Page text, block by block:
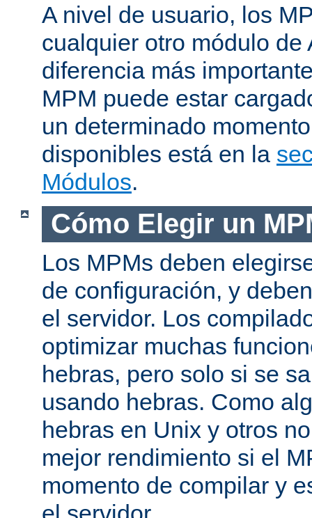
A nivel de usuario, los
cualquier otro módulo de
diferencia más
MPM puede estar
un determinado
disponibles está en la
Módulos.
Cómo Elegir un
Los MPMs deben
de configuración, y
el servidor. Los
optimizar muchas
hebras, pero solo si se
usando hebras. Como
hebras en Unix y otros
mejor rendimiento si el
momento de compilar y